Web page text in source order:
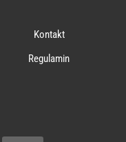
Kontakt
Regulamin